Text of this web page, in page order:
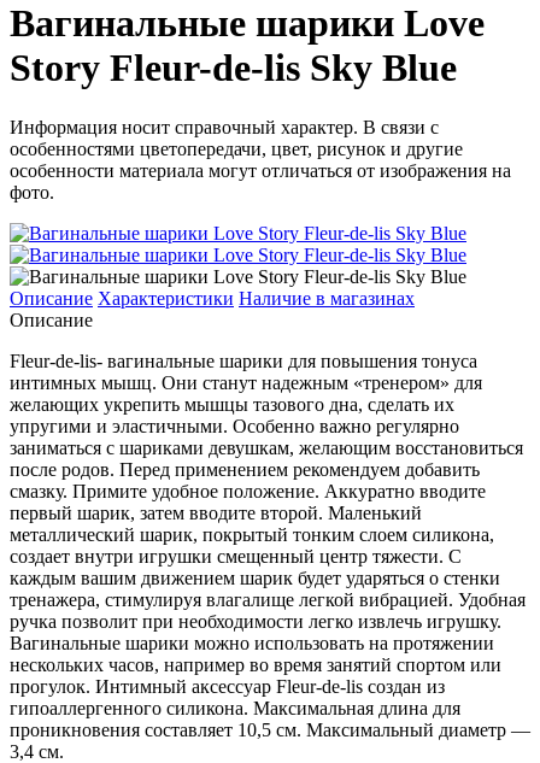
Вагинальные шарики Love
Story Fleur-de-lis Sky Blue
Информация носит справочный характер. В связи с
особенностями цветопередачи, цвет, рисунок и другие
особенности материала могут отличаться от изображения на
фото.
Описание Характеристики Наличие в магазинах
Описание
Fleur-de-lis- вагинальные шарики для повышения тонуса
интимных мышц. Они станут надежным «тренером» для
желающих укрепить мышцы тазового дна, сделать их
упругими и эластичными. Особенно важно регулярно
заниматься с шариками девушкам, желающим восстановиться
после родов. Перед применением рекомендуем добавить
смазку. Примите удобное положение. Аккуратно вводите
первый шарик, затем вводите второй. Маленький
металлический шарик, покрытый тонким слоем силикона,
создает внутри игрушки смещенный центр тяжести. С
каждым вашим движением шарик будет ударяться о стенки
тренажера, стимулируя влагалище легкой вибрацией. Удобная
ручка позволит при необходимости легко извлечь игрушку.
Вагинальные шарики можно использовать на протяжении
нескольких часов, например во время занятий спортом или
прогулок. Интимный аксессуар Fleur-de-lis создан из
гипоаллергенного силикона. Максимальная длина для
проникновения составляет 10,5 см. Максимальный диаметр —
3,4 см.